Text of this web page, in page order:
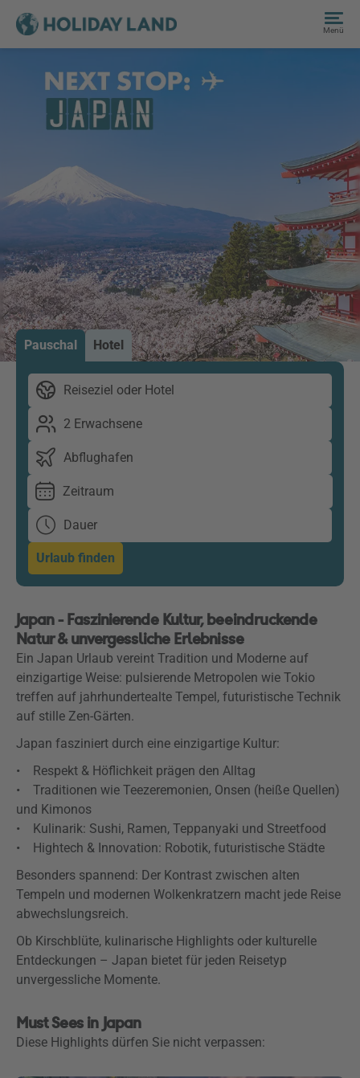
Menü
Pauschal Hotel
Reiseziel oder Hotel
2 Erwachsene
Abflughafen
Zeitraum
Dauer
Urlaub finden
Japan - Faszinierende Kultur, beeindruckende
Natur & unvergessliche Erlebnisse
Ein Japan Urlaub vereint Tradition und Moderne auf
einzigartige Weise: pulsierende Metropolen wie Tokio
treffen auf jahrhundertealte Tempel, futuristische Technik
auf stille Zen-Gärten.
Japan fasziniert durch eine einzigartige Kultur:
• Respekt & Höflichkeit prägen den Alltag
• Traditionen wie Teezeremonien, Onsen (heiße Quellen)
und Kimonos
• Kulinarik: Sushi, Ramen, Teppanyaki und Streetfood
• Hightech & Innovation: Robotik, futuristische Städte
Besonders spannend: Der Kontrast zwischen alten
Tempeln und modernen Wolkenkratzern macht jede Reise
abwechslungsreich.
Ob Kirschblüte, kulinarische Highlights oder kulturelle
Entdeckungen – Japan bietet für jeden Reisetyp
unvergessliche Momente.
Must Sees in Japan
Diese Highlights dürfen Sie nicht verpassen: